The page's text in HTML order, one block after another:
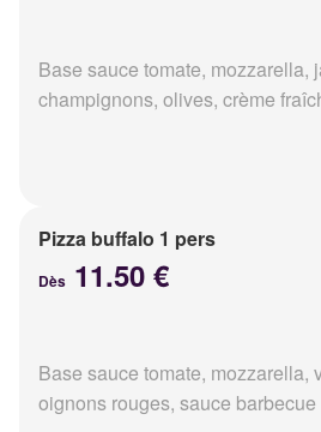
Base sauce tomate, mozzarella,
champignons, olives, crème
Pizza buffalo 1 pers
Dès 11.50 €
Base sauce tomate, mozzarella,
oignons rouges, sauce barbecue